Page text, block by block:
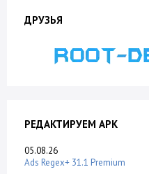
ДРУЗЬЯ
РЕДАКТИРУЕМ APK
05.08.26
Ads Regex+ 31.1 Premium